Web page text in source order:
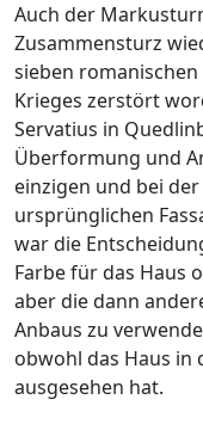
Auch der
Zusammensturz
sieben
Krieges zerstört
Servatius in
Überformung und
einzigen und bei
ursprünglichen
war die
Farbe für das Haus
aber die dann
Anbaus zu
obwohl das Haus in
ausgesehen hat.